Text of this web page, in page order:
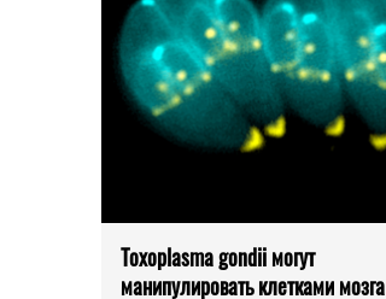
Toxoplasma gondii могут
манипулировать клетками мозга